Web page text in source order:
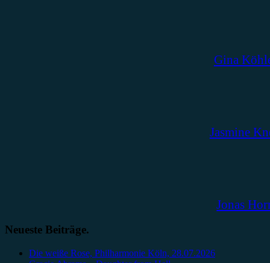
Gina
Jasmine
Jonas
Neueste Beiträge.
Die weiße Rose, Philharmonie Köln, 28.07.2026